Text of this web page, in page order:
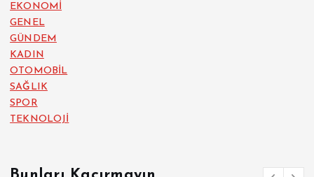
EKONOMİ
GENEL
GÜNDEM
KADIN
OTOMOBİL
SAĞLIK
SPOR
TEKNOLOJİ